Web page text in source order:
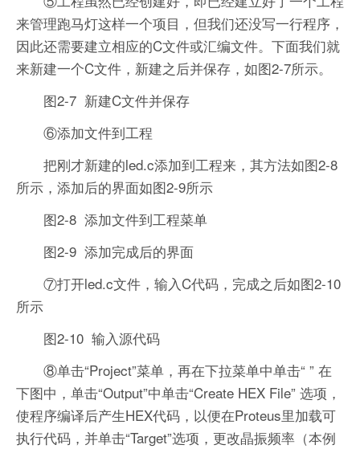
来管理跑马灯这样一个项目，但我们还没写一行程序，
因此还需要建立相应的C文件或汇编文件。下面我们就
来新建一个C文件，新建之后并保存，如图2-7所示。
图2-7 新建C文件并保存
⑥添加文件到工程
把刚才新建的led.c添加到工程来，其方法如图2-8
所示，添加后的界面如图2-9所示
图2-8 添加文件到工程菜单
图2-9 添加完成后的界面
⑦打开led.c文件，输入C代码，完成之后如图2-10
所示
图2-10 输入源代码
⑧单击“Project”菜单，再在下拉菜单中单击“ ” 在
下图中，单击“Output”中单击“Create HEX File” 选项，
使程序编译后产生HEX代码，以便在Proteus里加载可
执行代码，并单击“Target”选项，更改晶振频率（本例